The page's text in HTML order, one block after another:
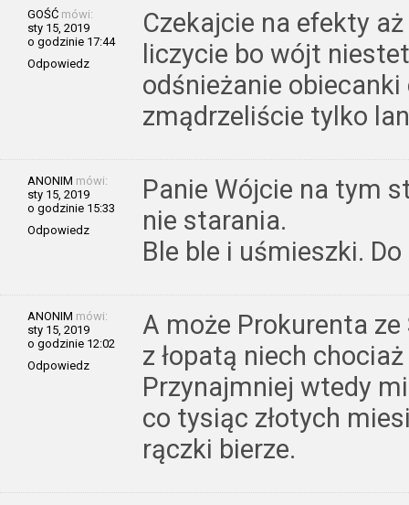
GOŚĆ mówi:
sty 15, 2019
o godzinie 17:44
Odpowiedz
Czekajcie na efekty
liczycie bo wójt
odśnieżanie
zmądrzeliście tylko
ANONIM mówi:
sty 15, 2019
o godzinie 15:33
Odpowiedz
Panie Wójcie na tym
nie starania.
Ble ble i uśmieszki.
ANONIM mówi:
sty 15, 2019
o godzinie 12:02
Odpowiedz
A może Prokurenta ze
z łopatą niech
Przynajmniej wtedy
co tysiąc złotych
rączki bierze.